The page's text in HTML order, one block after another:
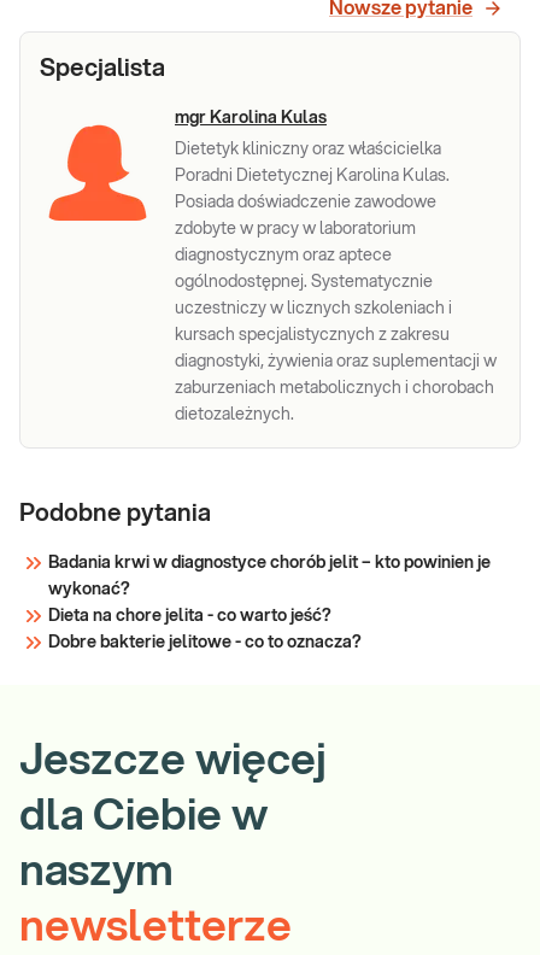
Nowsze pytanie
Specjalista
mgr Karolina Kulas
Dietetyk kliniczny oraz właścicielka
Poradni Dietetycznej Karolina Kulas.
Posiada doświadczenie zawodowe
zdobyte w pracy w laboratorium
diagnostycznym oraz aptece
ogólnodostępnej. Systematycznie
uczestniczy w licznych szkoleniach i
kursach specjalistycznych z zakresu
diagnostyki, żywienia oraz suplementacji w
zaburzeniach metabolicznych i chorobach
dietozależnych.
Podobne pytania
Badania krwi w diagnostyce chorób jelit – kto powinien je
wykonać?
Dieta na chore jelita - co warto jeść?
Dobre bakterie jelitowe - co to oznacza?
Jeszcze więcej
dla Ciebie w
naszym
newsletterze